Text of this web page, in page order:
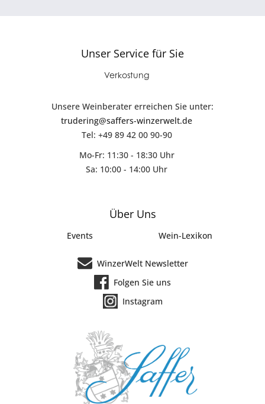
Unser Service für Sie
Verkostung
Unsere Weinberater erreichen Sie unter:
trudering@saffers-winzerwelt.de
Tel: +49 89 42 00 90-90
Mo-Fr: 11:30 - 18:30 Uhr
Sa: 10:00 - 14:00 Uhr
Über Uns
Events Wein-Lexikon
WinzerWelt Newsletter
Folgen Sie uns
Instagram